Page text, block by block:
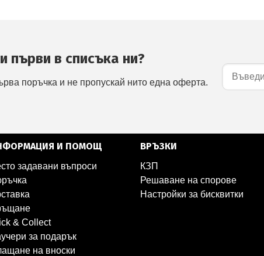
първи в списъка ни?
поръчка и не пропускай нито една оферта.
И ПОМОЩ
задавани въпроси
& Collect
за подарък
на вноски
ВРЪЗКИ
КЗП
Решаване на спорове
Настройки за бисквитки